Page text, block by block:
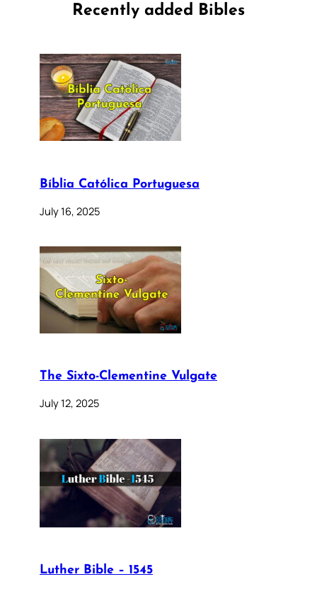
Recently added Bibles
Bíblia Católica Portuguesa
July 16, 2025
The Sixto-Clementine Vulgate
July 12, 2025
Luther Bible – 1545